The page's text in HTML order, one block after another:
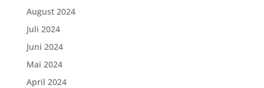
August 2024
Juli 2024
Juni 2024
Mai 2024
April 2024